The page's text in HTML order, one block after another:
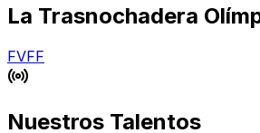
La Trasnochadera
FVFF
Nuestros Talentos